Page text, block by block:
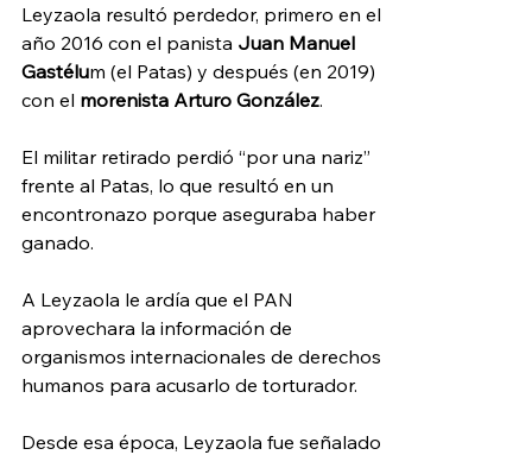
Leyzaola resultó perdedor, primero en el
año 2016 con el panista Juan Manuel
Gastélum (el Patas) y después (en 2019)
con el morenista Arturo González.
El militar retirado perdió “por una nariz”
frente al Patas, lo que resultó en un
encontronazo porque aseguraba haber
ganado.
A Leyzaola le ardía que el PAN
aprovechara la información de
organismos internacionales de derechos
humanos para acusarlo de torturador.
Desde esa época, Leyzaola fue señalado